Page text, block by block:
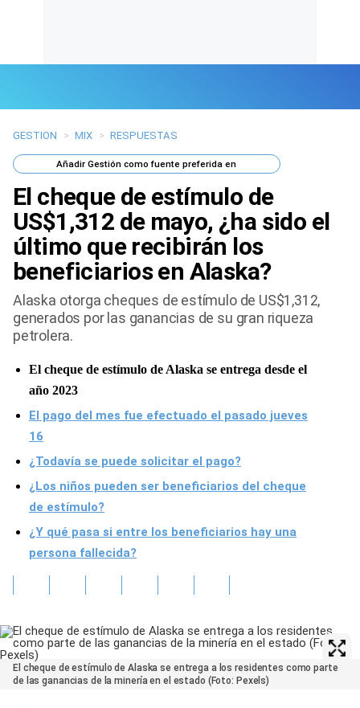
Últimas Noticias
Mi Bolsillo
Respuestas
Gente
Tendencias Mix
GESTION > MIX > RESPUESTAS
AñadirGestión como fuente preferida en
El cheque de estímulo de
US$1,312 de mayo, ¿ha sido el
último que recibirán los
beneficiarios en Alaska?
Alaska otorga cheques de estímulo de US$1,312,
generados por las ganancias de su gran riqueza
petrolera.
El cheque de estímulo de Alaska se entrega desde el
año 2023
El pago del mes fue efectuado el pasado jueves
16
¿Todavía se puede solicitar el pago?
¿Los niños pueden ser beneficiarios del cheque
de estímulo?
¿Y qué pasa si entre los beneficiarios hay una
persona fallecida?
El cheque de estímulo de Alaska se entrega a los residentes como parte
de las ganancias de la minería en el estado (Foto: Pexels)